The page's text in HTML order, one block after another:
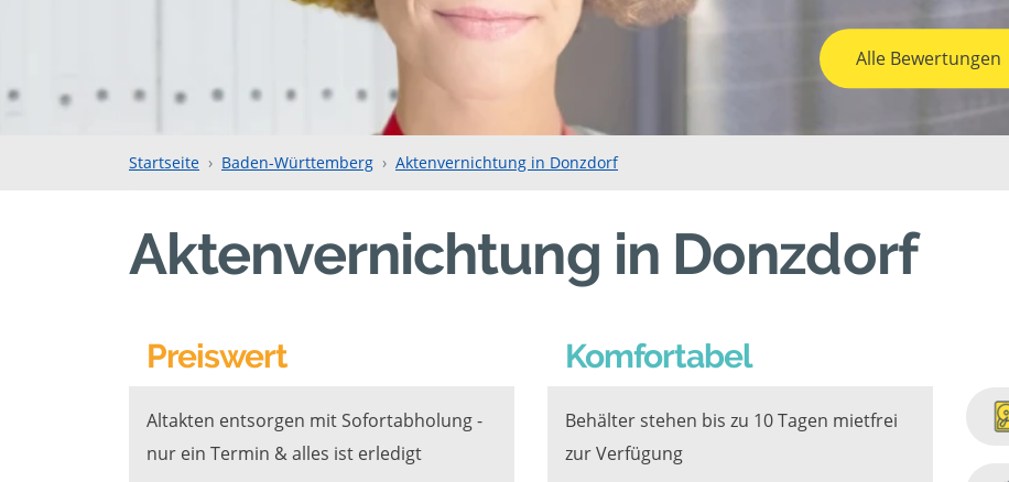
Alle Bewertungen
Startseite Baden-Württemberg Aktenvernichtung in Donzdorf
Aktenvernichtung in Donzdorf
Preiswert
Altakten entsorgen mit Sofortabholung -
nur ein Termin & alles ist erledigt
Komfortabel
Behälter stehen bis zu 10 Tagen mietfrei
zur Verfügung